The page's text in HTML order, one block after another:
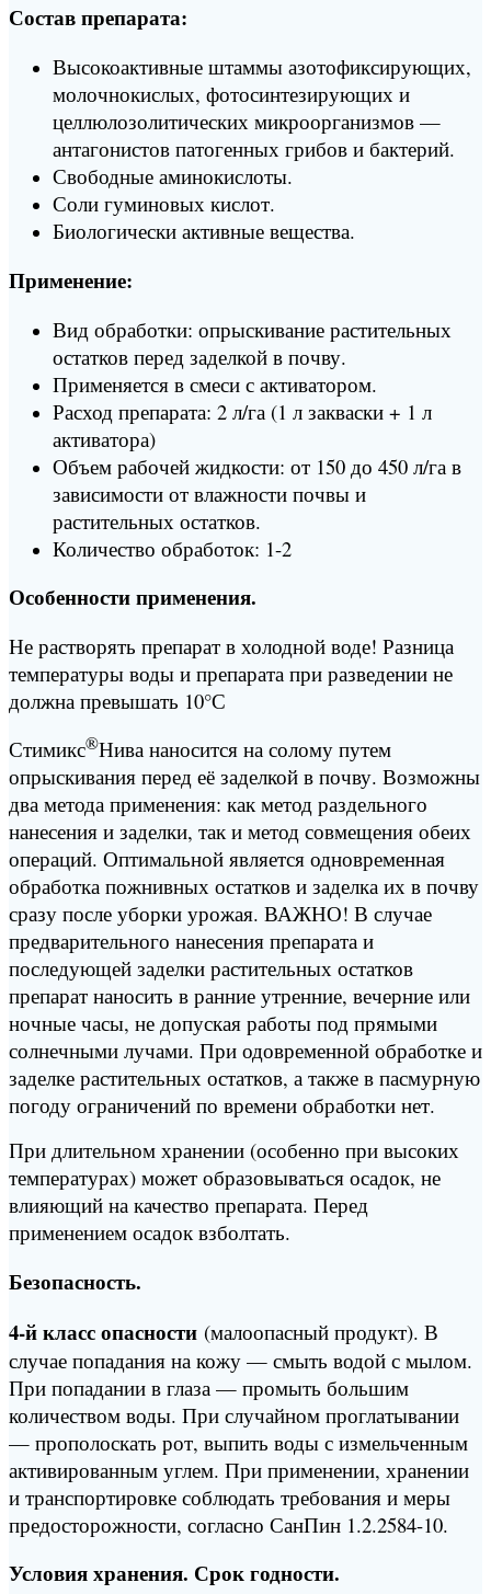
Состав препарата:
Высокоактивные штаммы азотофиксирующих,
молочнокислых, фотосинтезирующих и
целлюлозолитических микроорганизмов —
антагонистов патогенных грибов и бактерий.
Свободные аминокислоты.
Соли гуминовых кислот.
Биологически активные вещества.
Применение:
Вид обработки: опрыскивание растительных
остатков перед заделкой в почву.
Применяется в смеси с активатором.
Расход препарата: 2 л/га (1 л закваски + 1 л
активатора)
Объем рабочей жидкости: от 150 до 450 л/га в
зависимости от влажности почвы и
растительных остатков.
Количество обработок: 1-2
Особенности применения.
Не растворять препарат в холодной воде! Разница
температуры воды и препарата при разведении не
должна превышать 10°С
Стимикс®Нива наносится на солому путем
опрыскивания перед её заделкой в почву. Возможны
два метода применения: как метод раздельного
нанесения и заделки, так и метод совмещения обеих
операций. Оптимальной является одновременная
обработка пожнивных остатков и заделка их в почву
сразу после уборки урожая. ВАЖНО! В случае
предварительного нанесения препарата и
последующей заделки растительных остатков
препарат наносить в ранние утренние, вечерние или
ночные часы, не допуская работы под прямыми
солнечными лучами. При одовременной обработке и
заделке растительных остатков, а также в пасмурную
погоду ограничений по времени обработки нет.
При длительном хранении (особенно при высоких
температурах) может образовываться осадок, не
влияющий на качество препарата. Перед
применением осадок взболтать.
Безопасность.
4-й класс опасности (малоопасный продукт). В
случае попадания на кожу — смыть водой с мылом.
При попадании в глаза — промыть большим
количеством воды. При случайном проглатывании
— прополоскать рот, выпить воды с измельченным
активированным углем. При применении, хранении
и транспортировке соблюдать требования и меры
предосторожности, согласно СанПин 1.2.2584-10.
Условия хранения. Срок годности.